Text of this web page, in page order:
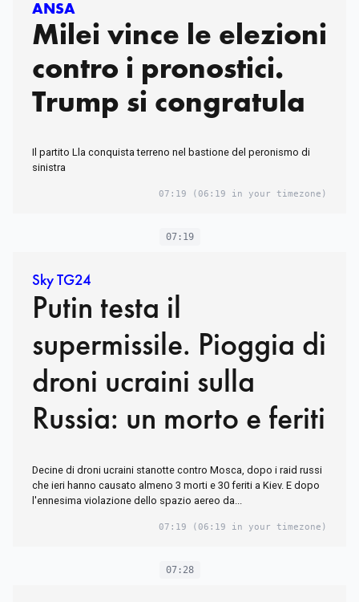
ANSA
Milei vince le elezioni
contro i pronostici.
Trump si congratula
Il partito Lla conquista terreno nel bastione del peronismo di
sinistra
07:19 (06:19 in your timezone)
07:19
Sky TG24
Putin testa il
supermissile. Pioggia di
droni ucraini sulla
Russia: un morto e feriti
Decine di droni ucraini stanotte contro Mosca, dopo i raid russi
che ieri hanno causato almeno 3 morti e 30 feriti a Kiev. E dopo
l'ennesima violazione dello spazio aereo da...
07:19 (06:19 in your timezone)
07:28